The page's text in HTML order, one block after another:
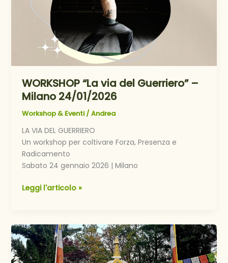
WORKSHOP “La via del Guerriero” –
Milano 24/01/2026
Workshop & Eventi/Andrea
LA VIA DEL GUERRIERO
Un workshop per coltivare Forza, Presenza e
Radicamento
Sabato 24 gennaio 2026 | Milano
WORKSHOP
del
Guerriero”
–
Milano
Leggi l'articolo »